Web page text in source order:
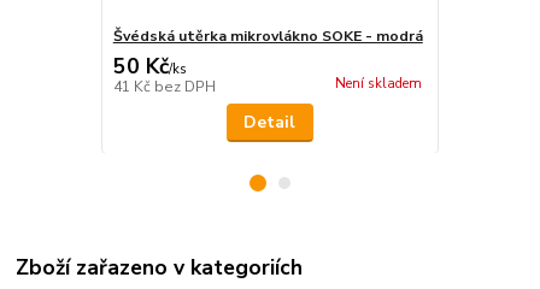
Švédská utěrka mikrovlákno SOKE - modrá
50 Kč/ks
41 Kč bez DPH Není skladem
Detail
Zboží zařazeno v kategoriích